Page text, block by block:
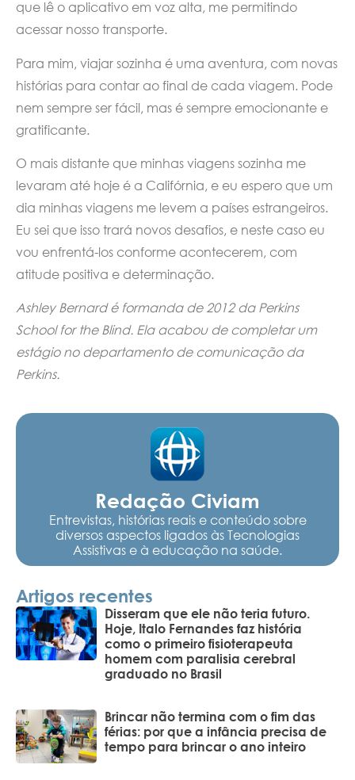
que lê o aplicativo em voz alta, me permitindo
acessar nosso transporte.
Para mim, viajar sozinha é uma aventura, com novas
histórias para contar ao final de cada viagem. Pode
nem sempre ser fácil, mas é sempre emocionante e
gratificante.
O mais distante que minhas viagens sozinha me
levaram até hoje é a Califórnia, e eu espero que um
dia minhas viagens me levem a países estrangeiros.
Eu sei que isso trará novos desafios, e neste caso eu
vou enfrentá-los conforme acontecerem, com
atitude positiva e determinação.
Ashley Bernard é formanda de 2012 da Perkins
School for the Blind. Ela acabou de completar um
estágio no departamento de comunicação da
Perkins.
Redação Civiam
Entrevistas, histórias reais e conteúdo sobre
diversos aspectos ligados às Tecnologias
Assistivas e à educação na saúde.
Artigos recentes
Disseram que ele não teria futuro.
Hoje, Italo Fernandes faz história
como o primeiro fisioterapeuta
homem com paralisia cerebral
graduado no Brasil
Brincar não termina com o fim das
férias: por que a infância precisa de
tempo para brincar o ano inteiro